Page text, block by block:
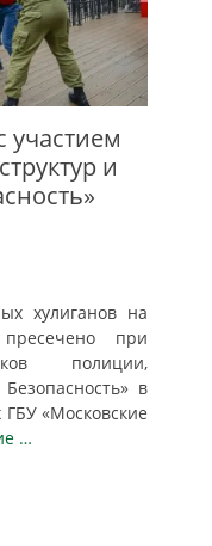
участием
и
хулиганов на
при
полиции,
в
«Московские
…